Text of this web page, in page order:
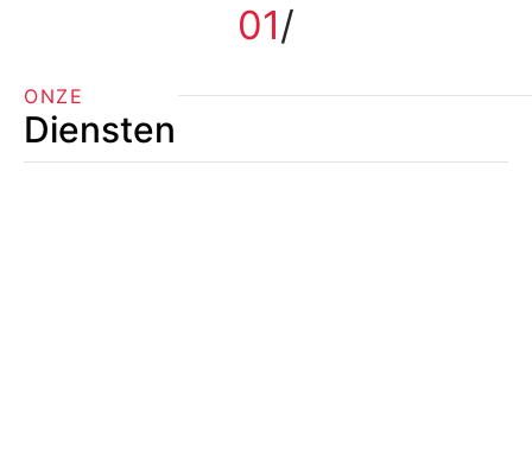
01
ONZE
Diensten